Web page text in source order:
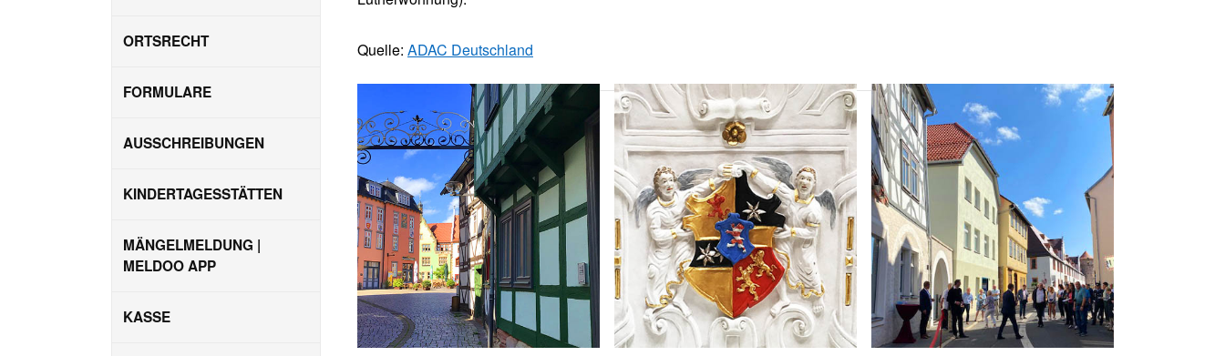
ORTSRECHT
FORMULARE
AUSSCHREIBUNGEN
KINDERTAGESSTÄTTEN
MÄNGELMELDUNG |
MELDOO APP
KASSE
Quelle: ADAC Deutschland